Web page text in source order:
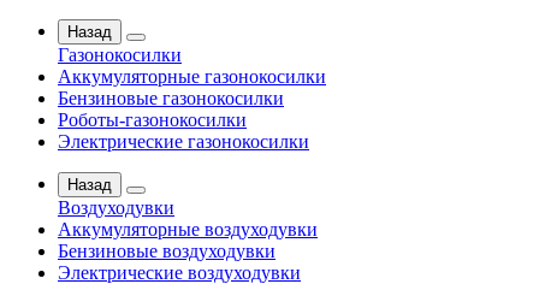
Назад
Газонокосилки
Аккумуляторные газонокосилки
Бензиновые газонокосилки
Роботы-газонокосилки
Электрические газонокосилки
Назад
Воздуходувки
Аккумуляторные воздуходувки
Бензиновые воздуходувки
Электрические воздуходувки